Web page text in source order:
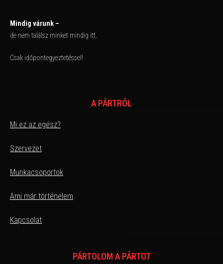
Mindig várunk –
de nem találsz minket mindig itt.
Csak időpontegyeztetéssel!
A PÁRTRÓL
Mi ez az egész?
Szervezet
Munkacsoportok
Ami már történelem
Kapcsolat
PÁRTOLOM A PÁRTOT